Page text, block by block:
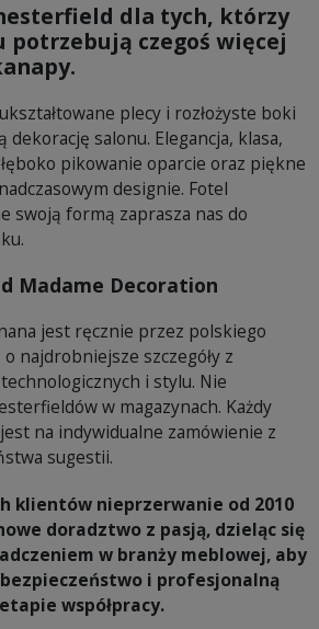
dla tych, którzy
potrzebują czegoś więcej
plecy i rozłożyste boki
salonu. Elegancja, klasa,
pikowanie oparcie oraz piękne
designie. Fotel
swoją formą zaprasza nas do
Madame Decoration
jest ręcznie przez polskiego
najdrobniejsze szczegóły z
i stylu. Nie
w magazynach. Każdy
na indywidualne zamówienie z
sugestii.
klientów nieprzerwanie od 2010
doradztwo z pasją, dzieląc się
w branży meblowej, aby
bezpieczeństwo i profesjonalną
współpracy.